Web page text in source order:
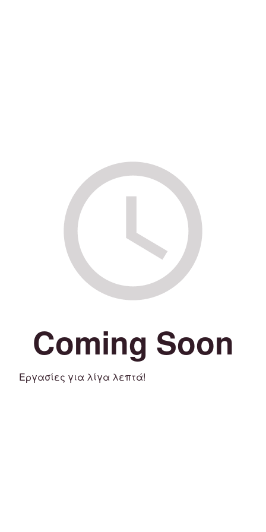
Coming Soon
Εργασίες για λίγα λεπτά!